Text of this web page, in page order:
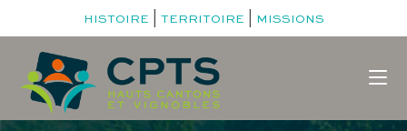
HISTOIRE TERRITOIRE MISSIONS